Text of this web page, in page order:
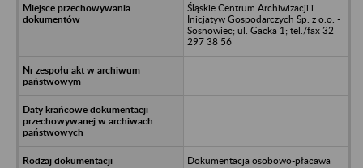
Śląskie Centrum Archiwizacji i
Inicjatyw Gospodarczych Sp. z o.o. -
Sosnowiec; ul. Gacka 1; tel./fax 32
297 38 56
Dokumentacja osobowo-płacawa